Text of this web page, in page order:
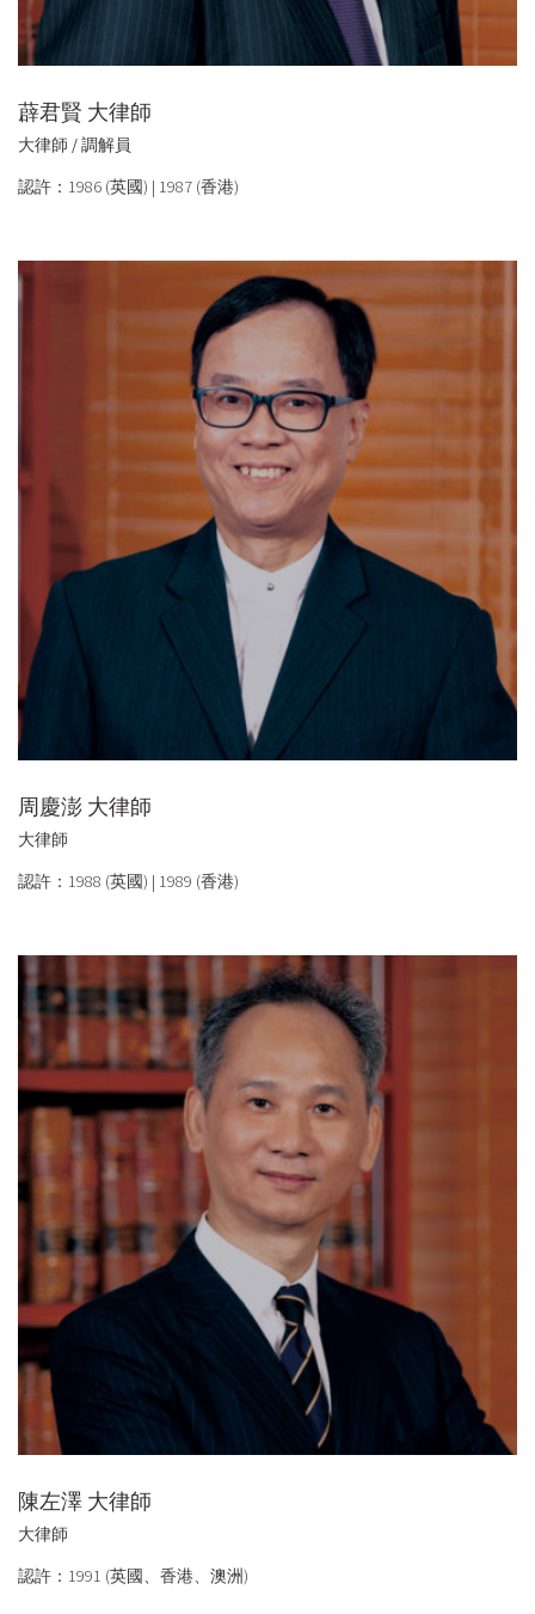
薜君賢 大律師
大律師 / 調解員
認許：1986 (英國) | 1987 (香港)
周慶澎 大律師
大律師
認許：1988 (英國) | 1989 (香港)
陳左澤 大律師
大律師
認許：1991 (英國、香港、澳洲)